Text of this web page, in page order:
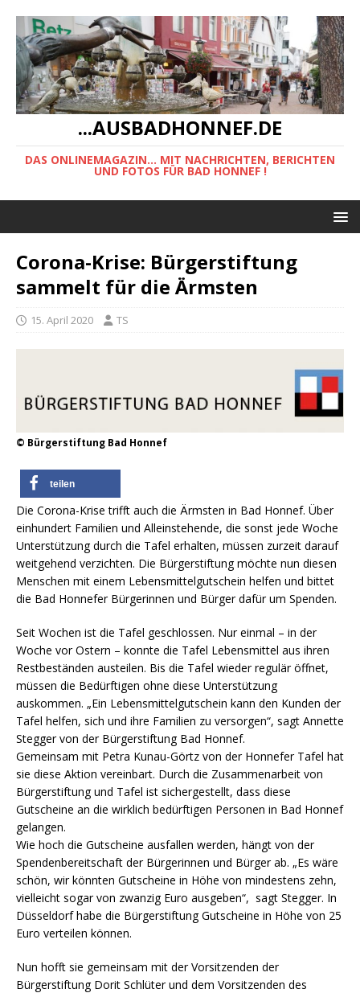
...AUSBADHONNEF.DE
DAS ONLINEMAGAZIN... MIT NACHRICHTEN, BERICHTEN
UND FOTOS FÜR BAD HONNEF !
Corona-Krise: Bürgerstiftung
sammelt für die Ärmsten
15. April 2020 TS
© Bürgerstiftung Bad Honnef
teilen
Die Corona-Krise trifft auch die Ärmsten in Bad Honnef. Über
einhundert Familien und Alleinstehende, die sonst jede Woche
Unterstützung durch die Tafel erhalten, müssen zurzeit darauf
weitgehend verzichten. Die Bürgerstiftung möchte nun diesen
Menschen mit einem Lebensmittelgutschein helfen und bittet
die Bad Honnefer Bürgerinnen und Bürger dafür um Spenden.
Seit Wochen ist die Tafel geschlossen. Nur einmal – in der
Woche vor Ostern – konnte die Tafel Lebensmittel aus ihren
Restbeständen austeilen. Bis die Tafel wieder regulär öffnet,
müssen die Bedürftigen ohne diese Unterstützung
auskommen. „Ein Lebensmittelgutschein kann den Kunden der
Tafel helfen, sich und ihre Familien zu versorgen“, sagt Annette
Stegger von der Bürgerstiftung Bad Honnef.
Gemeinsam mit Petra Kunau-Görtz von der Honnefer Tafel hat
sie diese Aktion vereinbart. Durch die Zusammenarbeit von
Bürgerstiftung und Tafel ist sichergestellt, dass diese
Gutscheine an die wirklich bedürftigen Personen in Bad Honnef
gelangen.
Wie hoch die Gutscheine ausfallen werden, hängt von der
Spendenbereitschaft der Bürgerinnen und Bürger ab. „Es wäre
schön, wir könnten Gutscheine in Höhe von mindestens zehn,
vielleicht sogar von zwanzig Euro ausgeben“, sagt Stegger. In
Düsseldorf habe die Bürgerstiftung Gutscheine in Höhe von 25
Euro verteilen können.
Nun hofft sie gemeinsam mit der Vorsitzenden der
Bürgerstiftung Dorit Schlüter und dem Vorsitzenden des